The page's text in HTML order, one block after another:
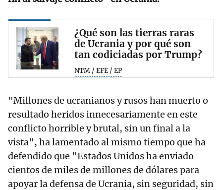
¿Qué son las tierras raras
de Ucrania y por qué son
tan codiciadas por Trump?
NTM / EFE / EP
"Millones de ucranianos y rusos han muerto o
resultado heridos innecesariamente en este
conflicto horrible y brutal, sin un final a la
vista", ha lamentado al mismo tiempo que ha
defendido que "Estados Unidos ha enviado
cientos de miles de millones de dólares para
apoyar la defensa de Ucrania, sin seguridad, sin